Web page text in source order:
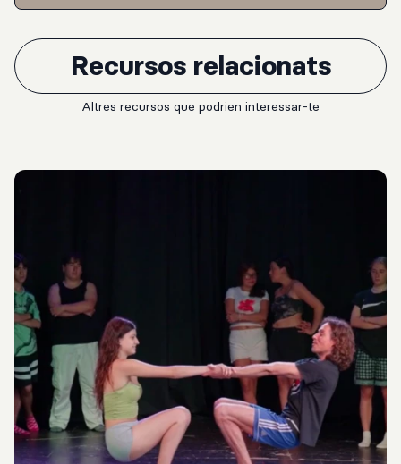
Recursos relacionats
Altres recursos que podrien interessar-te